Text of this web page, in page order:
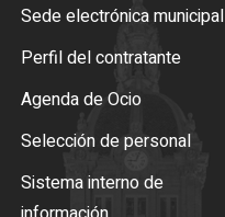
Sede electrónica municipal
Perfil del contratante
Agenda de Ocio
Selección de personal
Sistema interno de